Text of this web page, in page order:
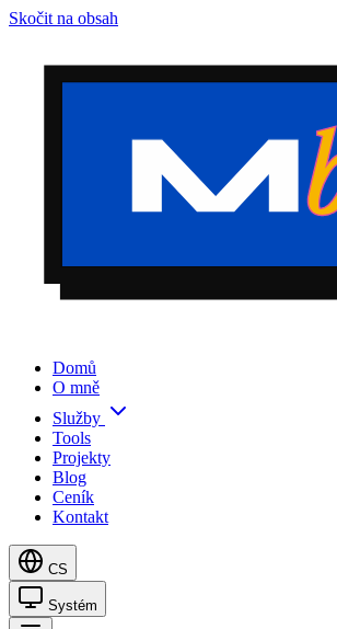
Skočit na obsah
Domů
O mně
Služby
Tools
Projekty
Blog
Ceník
Kontakt
CS
Systém